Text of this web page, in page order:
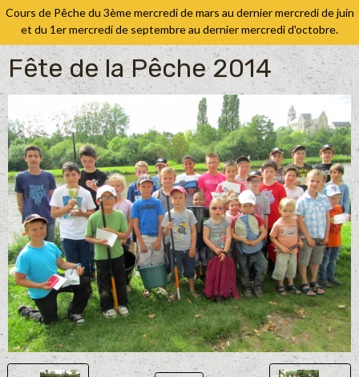
Cours de Pêche du 3ème mercredi de mars au dernier mercredi de juin
et du 1er mercredi de septembre au dernier mercredi d'octobre.
Fête de la Pêche 2014